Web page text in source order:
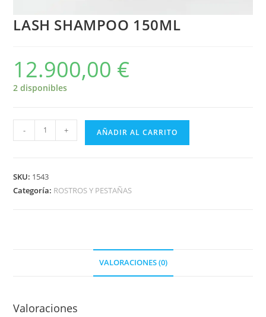
LASH SHAMPOO 150ML
12.900,00 €
2 disponibles
- + AÑADIR AL CARRITO
SKU: 1543
Categoría: ROSTROS Y PESTAÑAS
VALORACIONES (0)
Valoraciones